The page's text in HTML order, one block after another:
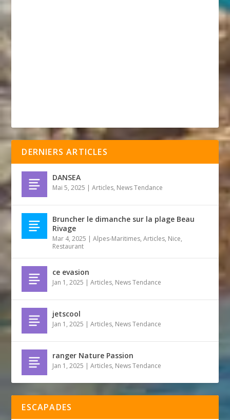
DERNIERS ARTICLES
DANSEA
Mai 5, 2025 |Articles, News Tendance
Bruncher le dimanche sur la plage Beau
Rivage
Mar 4, 2025 |Alpes-Maritimes,Articles, Nice,
Restaurant
ce evasion
Jan 1, 2025 |Articles, News Tendance
jetscool
Jan 1, 2025 |Articles, News Tendance
ranger Nature Passion
Jan 1, 2025 |Articles, News Tendance
ESCAPADES